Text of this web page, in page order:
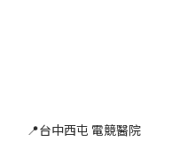
📍台中西屯 電競醫院